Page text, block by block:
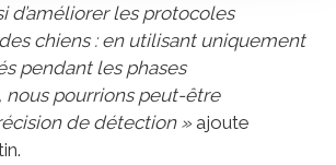
d’améliorer les protocoles
chiens : en utilisant uniquement
pendant les phases
nous pourrions peut-être
de détection » ajoute